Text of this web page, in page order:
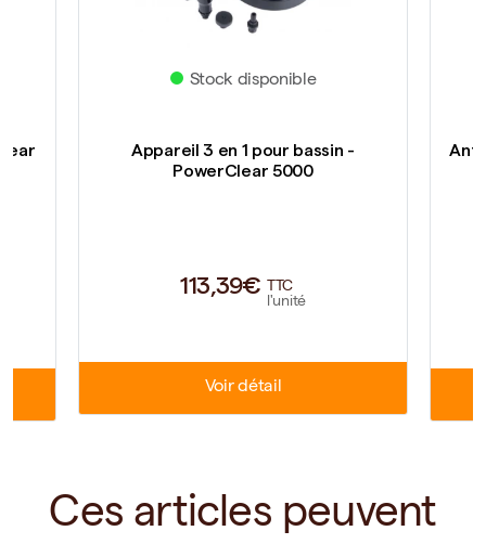
Stock disponible
Appareil 3 en 1 pour bassin -
PowerClear 5000
113,39€
TTC
l'unité
Voir détail
Anti
Ces articles peuvent